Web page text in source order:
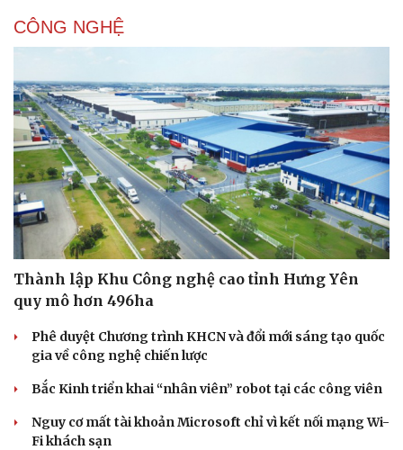
CÔNG NGHỆ
Thành lập Khu Công nghệ cao tỉnh Hưng Yên
quy mô hơn 496ha
Phê duyệt Chương trình KHCN và đổi mới sáng tạo quốc
gia về công nghệ chiến lược
Bắc Kinh triển khai “nhân viên” robot tại các công viên
Nguy cơ mất tài khoản Microsoft chỉ vì kết nối mạng Wi-
Fi khách sạn